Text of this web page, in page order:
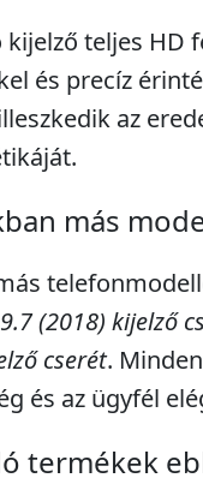
kijelző teljes HD
és precíz
az
más
(2018) kijelző
cserét.
és az ügyfél
termékek